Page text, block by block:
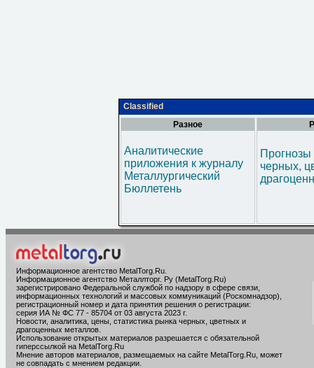
Classified
Разное
Аналитические
приложения к журналу
Металлургический
Бюллетень
черных,
Информационное агентство MetalTorg.Ru
Информационное агентство Металлторг. Ру (MetalTorg.Ru)
зарегистрировано Федеральной службой по надзору в сфере связи,
информационных технологий и массовых коммуникаций (Роскомнадзор),
регистрационный номер и дата принятия решения о регистрации:
серия ИА № ФС 77 - 85704 от 03 августа 2023 г.
Новости, аналитика, цены, статистика рынка черных, цветных и
драгоценных металлов.
Использование открытых материалов разрешается с обязательной
гиперссылкой на MetalTorg.Ru
Мнение авторов материалов, размещаемых на сайте MetalTorg.Ru, может
не совпадать с мнением редакции.